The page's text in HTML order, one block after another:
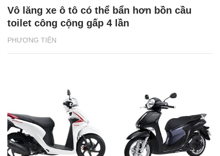
PHƯƠNG TIỆN
Vô lăng xe ô tô có thể bẩn hơn bồn cầu
toilet công cộng gấp 4 lần